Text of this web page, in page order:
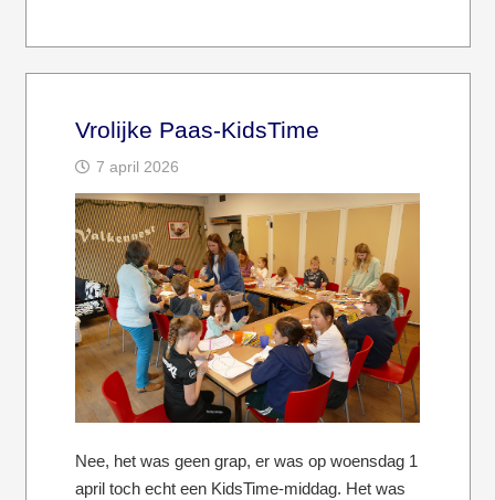
Vrolijke Paas-KidsTime
7 april 2026
Nee, het was geen grap, er was op woensdag 1
april toch echt een KidsTime-middag. Het was